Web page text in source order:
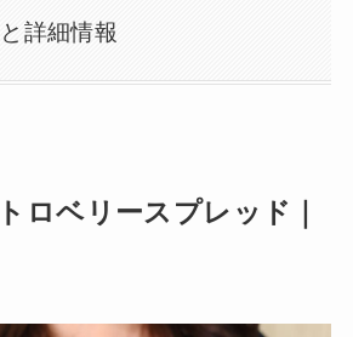
詳細情報
ロベリースプレッド｜